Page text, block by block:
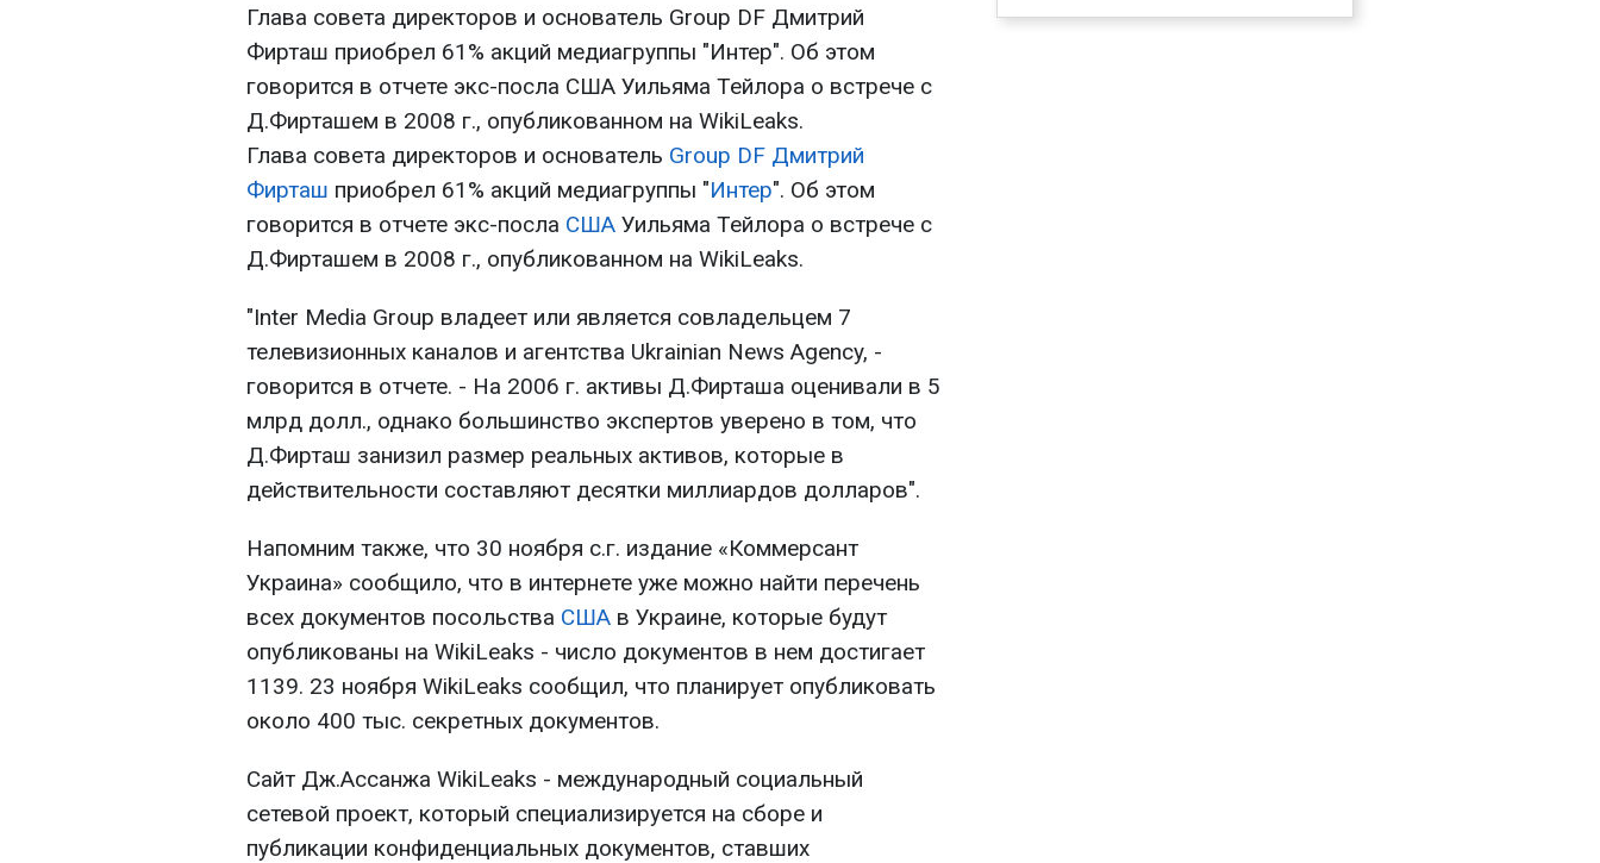
Глава совета директоров и основатель Group DF Дмитрий
Фирташ приобрел 61% акций медиагруппы "Интер". Об этом
говорится в отчете экс-посла США Уильяма Тейлора о встрече с
Д.Фирташем в 2008 г., опубликованном на WikiLeaks.
Глава совета директоров и основатель Group DF Дмитрий
Фирташ приобрел 61% акций медиагруппы "Интер". Об этом
говорится в отчете экс-посла США Уильяма Тейлора о встрече с
Д.Фирташем в 2008 г., опубликованном на WikiLeaks.
"Inter Media Group владеет или является совладельцем 7
телевизионных каналов и агентства Ukrainian News Agency, -
говорится в отчете. - На 2006 г. активы Д.Фирташа оценивали в 5
млрд долл., однако большинство экспертов уверено в том, что
Д.Фирташ занизил размер реальных активов, которые в
действительности составляют десятки миллиардов долларов".
Напомним также, что 30 ноября с.г. издание «Коммерсант
Украина» сообщило, что в интернете уже можно найти перечень
всех документов посольства США в Украине, которые будут
опубликованы на WikiLeaks - число документов в нем достигает
1139. 23 ноября WikiLeaks сообщил, что планирует опубликовать
около 400 тыс. секретных документов.
Сайт Дж.Ассанжа WikiLeaks - международный социальный
сетевой проект, который специализируется на сборе и
публикации конфиденциальных документов, ставших